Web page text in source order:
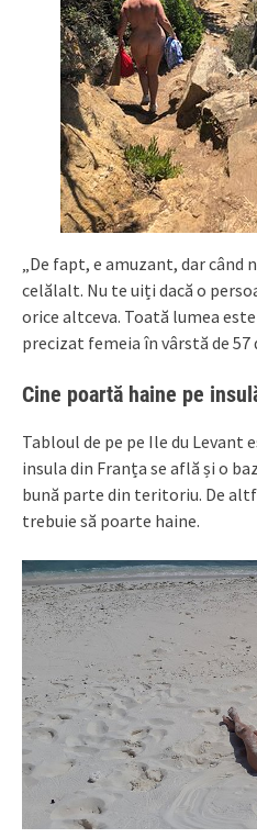
„De fapt, e amuzant, dar când
celălalt. Nu te uiți dacă o
orice altceva. Toată lumea
precizat femeia în vârstă de 57
Cine poartă haine pe
Tabloul de pe pe Ile du Levant
insula din Franța se află și o
bună parte din teritoriu. De
trebuie să poarte haine.